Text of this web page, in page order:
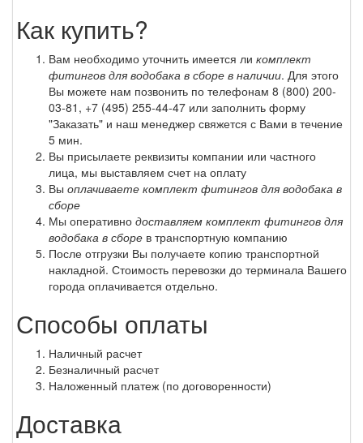
Как купить?
Вам необходимо уточнить имеется ли комплект
фитингов для водобака в сборе в наличии. Для этого
Вы можете нам позвонить по телефонам 8 (800) 200-
03-81 , +7 (495) 255-44-47 или заполнить форму
"Заказать" и наш менеджер свяжется с Вами в течение
5 мин.
Вы присылаете реквизиты компании или частного
лица, мы выставляем счет на оплату
Вы оплачиваете комплект фитингов для водобака в
сборе
Мы оперативно доставляем комплект фитингов для
водобака в сборе в транспортную компанию
После отгрузки Вы получаете копию транспортной
накладной. Стоимость перевозки до терминала Вашего
города оплачивается отдельно.
Способы оплаты
Наличный расчет
Безналичный расчет
Наложенный платеж (по договоренности)
Доставка